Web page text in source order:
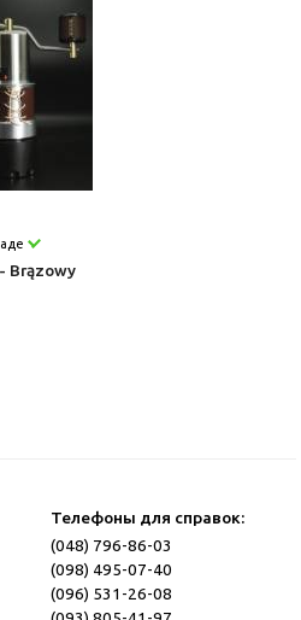
Brązowy
Телефоны для справок:
(048) 796-86-03
(098) 495-07-40
(096) 531-26-08